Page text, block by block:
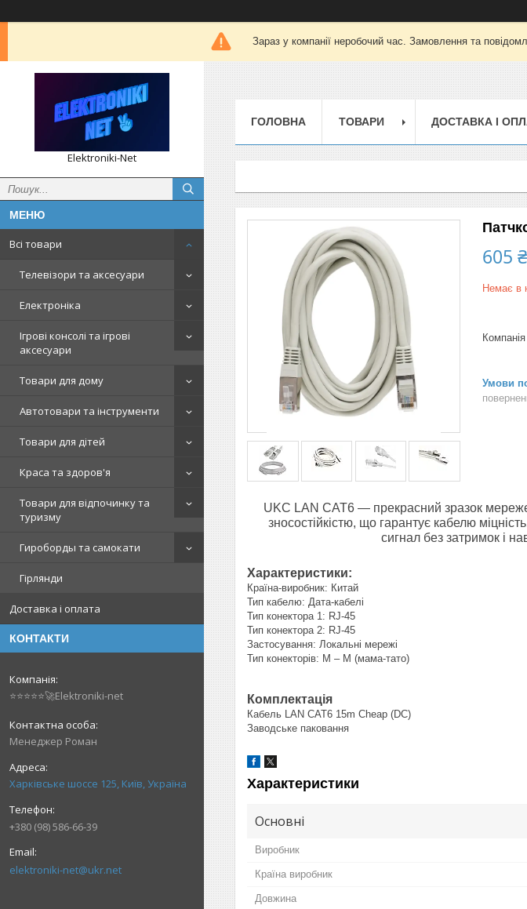
Зараз у компанії неробочий час. Замовлення та
Elektroniki-Net
Всі товари
Телевізори та аксесуари
Електроніка
Ігрові консолі та ігрові
аксесуари
Товари для дому
Автотовари та інструменти
Товари для дітей
Краса та здоров'я
Товари для відпочинку та
туризму
Гироборды та самокати
Гірлянди
Доставка і оплата
КОНТАКТИ
⭐⭐⭐⭐⭐🚀Elektroniki-net
Менеджер Роман
Харківське шоссе 125, Київ, Україна
+380 (98) 586-66-39
elektroniki-net@ukr.net
ГОЛОВНА ТОВАРИ ДОСТАВКА І
605 ₴
Немає в
UKC LAN CAT6 — прекрасний зразок
зносостійкістю, що гарантує кабелю
сигнал без затримок і
Характеристики:
Країна-виробник: Китай
Тип кабелю: Дата-кабелі
Тип конектора 1: RJ-45
Тип конектора 2: RJ-45
Застосування: Локальні мережі
Тип конекторів: M – M (мама-тато)
Комплектація
Кабель LAN CAT6 15m Cheap (DC)
Заводське паковання
Характеристики
Основні
Виробник
Країна виробник
Довжина